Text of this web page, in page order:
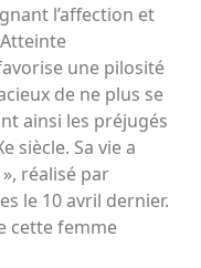
l’affection et
une pilosité
de ne plus se
ainsi les préjugés
siècle. Sa vie a
réalisé par
le 10 avril dernier.
cette femme